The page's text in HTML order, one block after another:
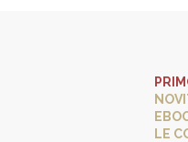
LE